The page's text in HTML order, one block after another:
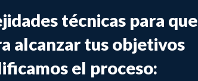
técnicas para que
alcanzar tus objetivos
el proceso: